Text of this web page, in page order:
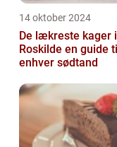
14 oktober 2024
De lækreste kager i
Roskilde en guide til
enhver sødtand